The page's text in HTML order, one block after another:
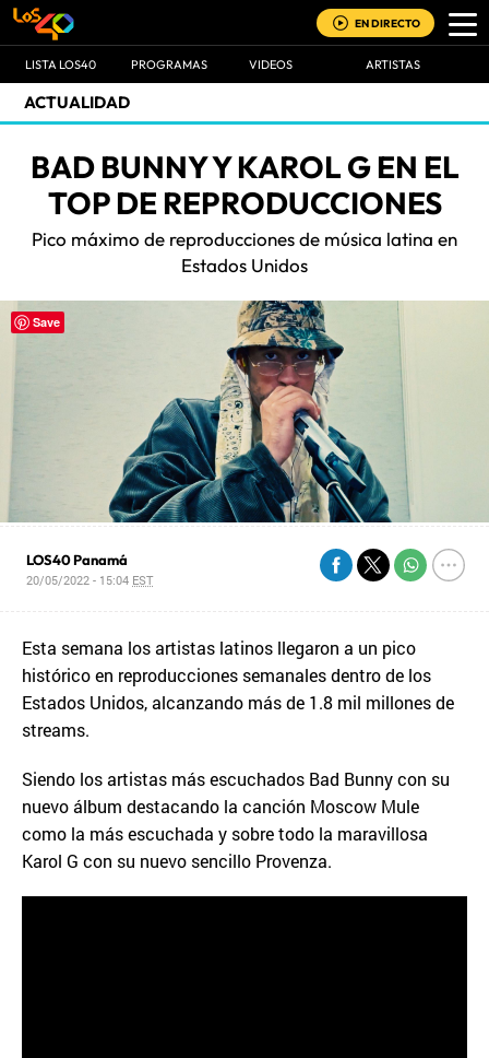
EN DIRECTO
LISTA LOS40 PROGRAMAS VIDEOS ARTISTAS
ACTUALIDAD
BAD BUNNY Y KAROL G EN EL
TOP DE REPRODUCCIONES
Pico máximo de reproducciones de música latina en
Estados Unidos
LOS40 Panamá
20/05/2022 - 15:04 EST
Esta semana los artistas latinos llegaron a un pico
histórico en reproducciones semanales dentro de los
Estados Unidos, alcanzando más de 1.8 mil millones de
streams.
Siendo los artistas más escuchados Bad Bunny con su
nuevo álbum destacando la canción Moscow Mule
como la más escuchada y sobre todo la maravillosa
Karol G con su nuevo sencillo Provenza.
Save